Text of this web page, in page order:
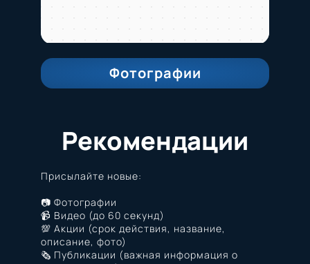
Фотографии
Рекомендации
Присылайте новые:
📷 Фотографии
📹 Видео (до 60 секунд)
💯 Акции (срок действия, название,
описание, фото)
🗞️ Публикации (важная информация о